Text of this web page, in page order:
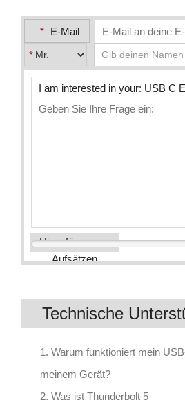
* E-Mail
*
Hinzufügen von
Aufsätzen
Technische
1. Warum funktioniert mein
meinem Gerät?
2. Was ist Thunderbolt 5